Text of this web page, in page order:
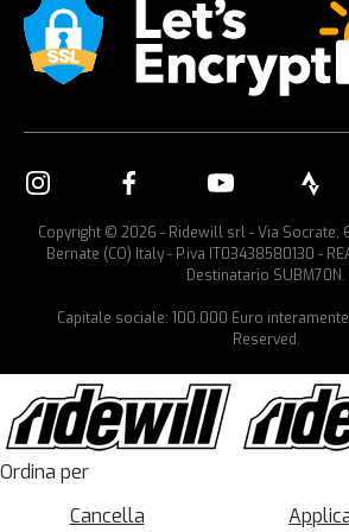
Copyright © 2026 - Ridewill srl - Via Socrate,
Bernate (CO) Italy - P.iva IT03438580130 -
Destinatario SUBM70N.
Capitale sociale: 100.000 Euro
Reserved.
Ordina per
Cancella